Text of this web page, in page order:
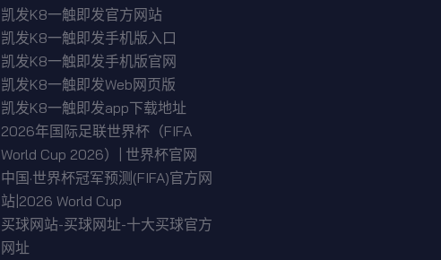
凯发K8一触即发官方网站
凯发K8一触即发手机版入口
凯发K8一触即发手机版官网
凯发K8一触即发Web网页版
凯发K8一触即发app下载地址
2026年国际足联世界杯（FIFA
World Cup 2026）| 世界杯官网
中国·世界杯冠军预测(FIFA)官方网
站|2026 World Cup
买球网站-买球网址-十大买球官方
网址